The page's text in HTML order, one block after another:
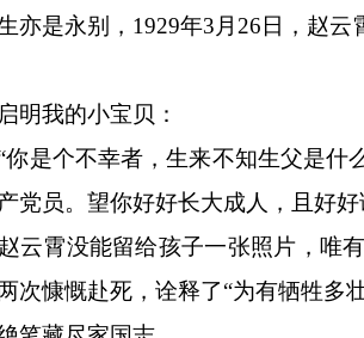
亦是永别，1929年3月26日，赵云
我的小宝贝：
个不幸者，生来不知生父是什
党员。望你好好长大成人，且好
霄没能留给孩子一张照片，唯有
次慷慨赴死，诠释了“为有牺牲多